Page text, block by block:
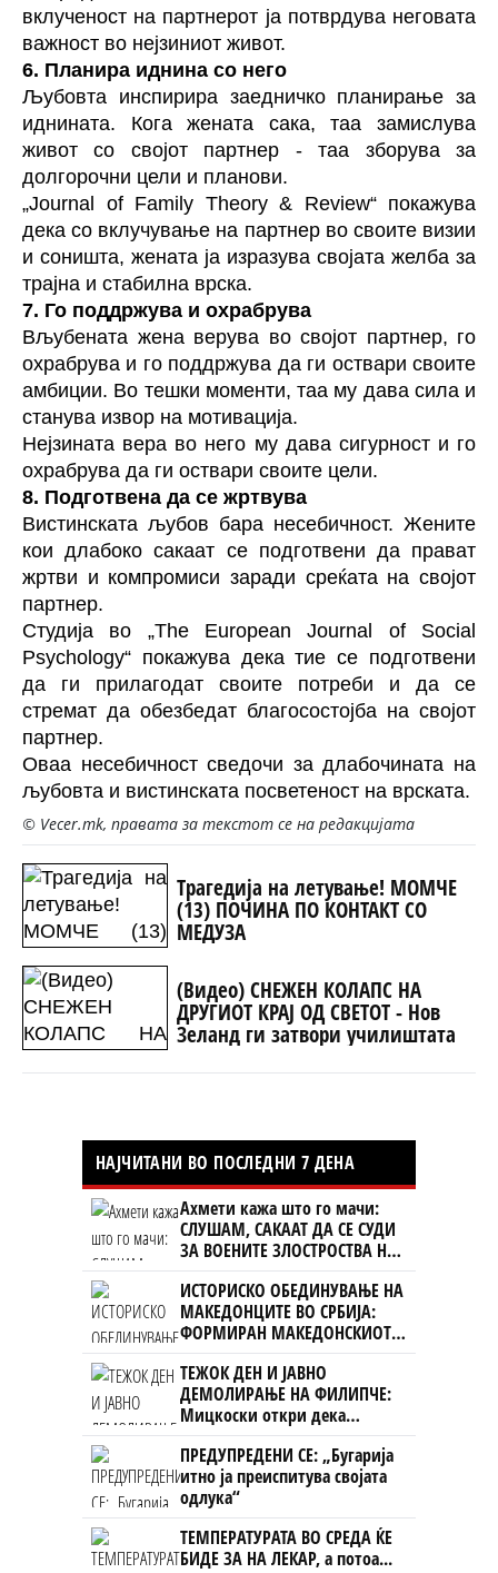
вклученост на партнерот ја потврдува неговата
важност во нејзиниот живот.
6. Планира иднина со него
Љубовта инспирира заедничко планирање за
иднината. Кога жената сака, таа замислува
живот со својот партнер - таа зборува за
долгорочни цели и планови.
„Journal of Family Theory & Review“ покажува
дека со вклучување на партнер во своите визии
и соништа, жената ја изразува својата желба за
трајна и стабилна врска.
7. Го поддржува и охрабрува
Вљубената жена верува во својот партнер, го
охрабрува и го поддржува да ги оствари своите
амбиции. Во тешки моменти, таа му дава сила и
станува извор на мотивација.
Нејзината вера во него му дава сигурност и го
охрабрува да ги оствари своите цели.
8. Подготвена да се жртвува
Вистинската љубов бара несебичност. Жените
кои длабоко сакаат се подготвени да прават
жртви и компромиси заради среќата на својот
партнер.
Студија во „The European Journal of Social
Psychology“ покажува дека тие се подготвени
да ги прилагодат своите потреби и да се
стремат да обезбедат благосостојба на својот
партнер.
Оваа несебичност сведочи за длабочината на
љубовта и вистинската посветеност на врската.
© Vecer.mk, правата за текстот се на редакцијата
Трагедија на летување! МОМЧЕ
(13) ПОЧИНА ПО КОНТАКТ СО
МЕДУЗА
(Видео) СНЕЖЕН КОЛАПС НА
ДРУГИОТ КРАЈ ОД СВЕТОТ - Нов
Зеланд ги затвори училиштата
НАЈЧИТАНИ ВО ПОСЛЕДНИ 7 ДЕНА
Ахмети кажа што го мачи:
СЛУШАМ, САКААТ ДА СЕ СУДИ
ЗА ВОЕНИТЕ ЗЛОСТРОСТВА НА
УЧК...
ИСТОРИСКО ОБЕДИНУВАЊЕ НА
МАКЕДОНЦИТЕ ВО СРБИЈА:
ФОРМИРАН МАКЕДОНСКИОТ
НАЦИОНАЛЕН СОЈУЗ
ТЕЖОК ДЕН И ЈАВНО
ДЕМОЛИРАЊЕ НА ФИЛИПЧЕ:
Мицкоски откри дека
човекот појма нема од
ништо, освен за кеш
ПРЕДУПРЕДЕНИ СЕ: „Бугарија
итно ја преиспитува својата
одлука“
ТЕМПЕРАТУРАТА ВО СРЕДА ЌЕ
БИДЕ ЗА НА ЛЕКАР, а потоа...